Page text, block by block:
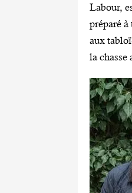
Labour,
préparé à
aux
la chasse